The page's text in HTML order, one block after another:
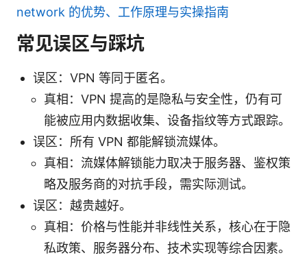
network 的优势、工作原理与实操指南
常见误区与踩坑
误区：VPN 等同于匿名。
真相：VPN 提高的是隐私与安全性，仍有可
能被应用内数据收集、设备指纹等方式跟踪。
误区：所有 VPN 都能解锁流媒体。
真相：流媒体解锁能力取决于服务器、鉴权策
略及服务商的对抗手段，需实际测试。
误区：越贵越好。
真相：价格与性能并非线性关系，核心在于隐
私政策、服务器分布、技术实现等综合因素。